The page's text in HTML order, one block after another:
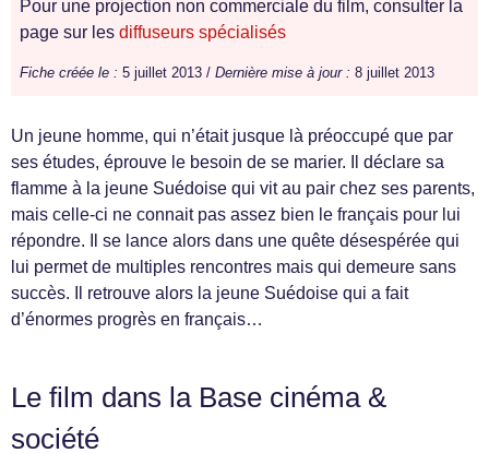
Pour une projection non commerciale du film, consulter la
page sur les diffuseurs spécialisés
Fiche créée le : 5 juillet 2013 / Dernière mise à jour : 8 juillet 2013
Un jeune homme, qui n’était jusque là préoccupé que par
ses études, éprouve le besoin de se marier. Il déclare sa
flamme à la jeune Suédoise qui vit au pair chez ses parents,
mais celle-ci ne connait pas assez bien le français pour lui
répondre. Il se lance alors dans une quête désespérée qui
lui permet de multiples rencontres mais qui demeure sans
succès. Il retrouve alors la jeune Suédoise qui a fait
d’énormes progrès en français…
Le film dans la Base cinéma &
société